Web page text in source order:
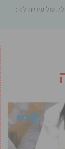
של עיריית לוד: